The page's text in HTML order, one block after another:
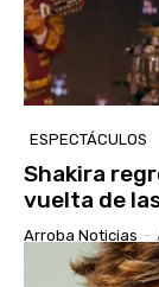
ESPECTÁCULOS
Shakira
vuelta de
Arroba Noticias -